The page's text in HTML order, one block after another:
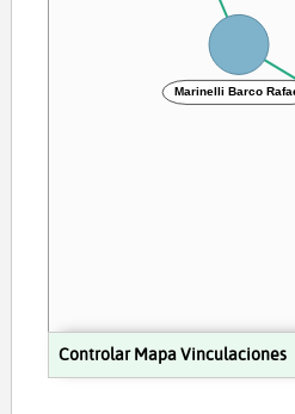
Controlar Mapa Vinculaciones
Marinelli Barco